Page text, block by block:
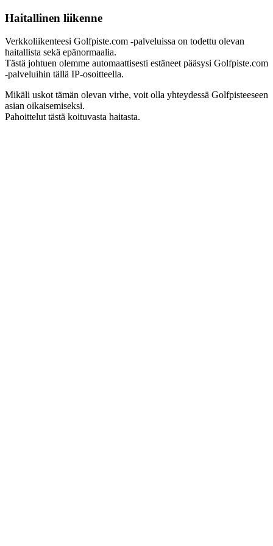
Haitallinen liikenne
Verkkoliikenteesi Golfpiste.com -palveluissa on todettu olevan
haitallista sekä epänormaalia.
Tästä johtuen olemme automaattisesti estäneet pääsysi Golfpiste.com
-palveluihin tällä IP-osoitteella.
Mikäli uskot tämän olevan virhe, voit olla yhteydessä Golfpisteeseen
asian oikaisemiseksi.
Pahoittelut tästä koituvasta haitasta.